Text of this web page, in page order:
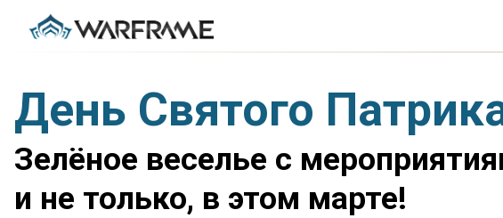
День Святого
Зелёное веселье с
и не только, в этом марте!